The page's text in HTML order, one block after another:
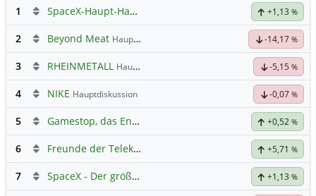
1
SpaceX-Haupt-Hauptforum +1,13 %
2 Beyond Meat Hauptdiskussion -14,17 %
3 RHEINMETALL Hauptdiskussion -5,15 %
4 NIKE Hauptdiskussion -0,07 %
5 Gamestop, das Ende naht +0,52 %
6 Freunde der Telekom +5,71 %
7 SpaceX - Der größte IPO der Geschichte +1,13 %